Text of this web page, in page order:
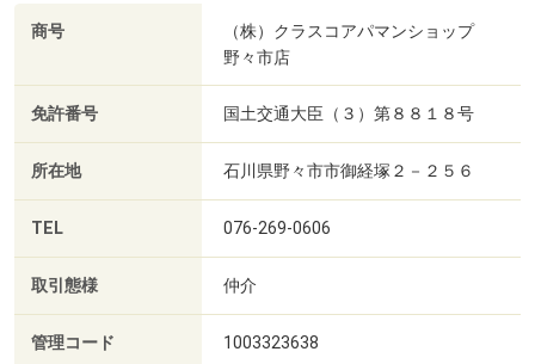
商号
（株）クラスコアパマンショップ
野々市店
免許番号 国土交通大臣（３）第８８１８号
所在地 石川県野々市市御経塚２－２５６
TEL 076-269-0606
取引態様 仲介
管理コード 1003323638